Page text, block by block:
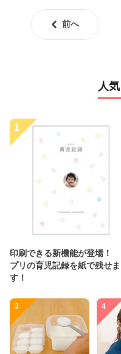
前へ
人
1
印刷できる新機能が登場！
プリの育児記録を紙で残せま
す！
3 4